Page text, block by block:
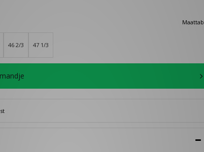
46 2/3 47 1/3